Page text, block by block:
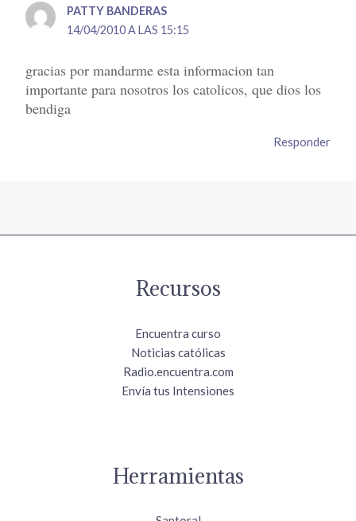
PATTY BANDERAS
14/04/2010 A LAS 15:15
gracias por mandarme esta informacion tan
importante para nosotros los catolicos, que dios los
bendiga
Responder
Recursos
Encuentra curso
Noticias católicas
Radio.encuentra.com
Envía tus Intensiones
Herramientas